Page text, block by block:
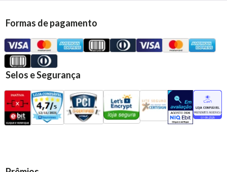
Formas de pagamento
Selos e Segurança